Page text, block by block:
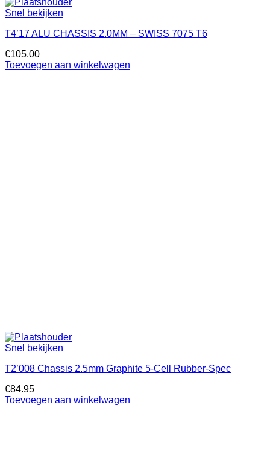
Snel bekijken
T4’17 ALU CHASSIS 2.0MM – SWISS 7075 T6
€105.00
Toevoegen aan winkelwagen
Snel bekijken
T2’008 Chassis 2.5mm Graphite 5-Cell Rubber-Spec
€84.95
Toevoegen aan winkelwagen